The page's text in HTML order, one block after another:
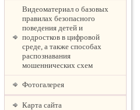
Видеоматериал о базовых
правилах безопасного
поведения детей и
подростков в цифровой
среде, а также способах
распознавания
мошеннических схем
Фотогалерея
Карта сайта